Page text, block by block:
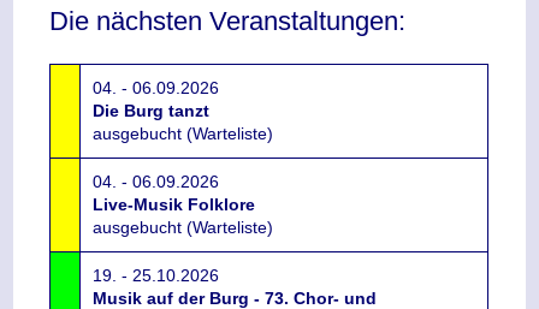
Die nächsten Veranstaltungen:
04. - 06.09.2026
Die Burg tanzt
ausgebucht (Warteliste)
04. - 06.09.2026
Live-Musik Folklore
ausgebucht (Warteliste)
19. - 25.10.2026
Musik auf der Burg - 73. Chor- und